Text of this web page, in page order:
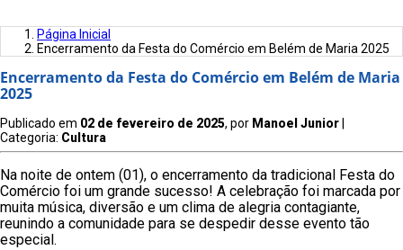
Página Inicial
Encerramento da Festa do Comércio em Belém de Maria 2025
Encerramento da Festa do Comércio em Belém de Maria
2025
Publicado em 02 de fevereiro de 2025, por Manoel Junior
Categoria: Cultura
Na noite de ontem (01), o encerramento da tradicional Festa do
Comércio foi um grande sucesso! A celebração foi marcada por
muita música, diversão e um clima de alegria contagiante,
reunindo a comunidade para se despedir desse evento tão
especial.